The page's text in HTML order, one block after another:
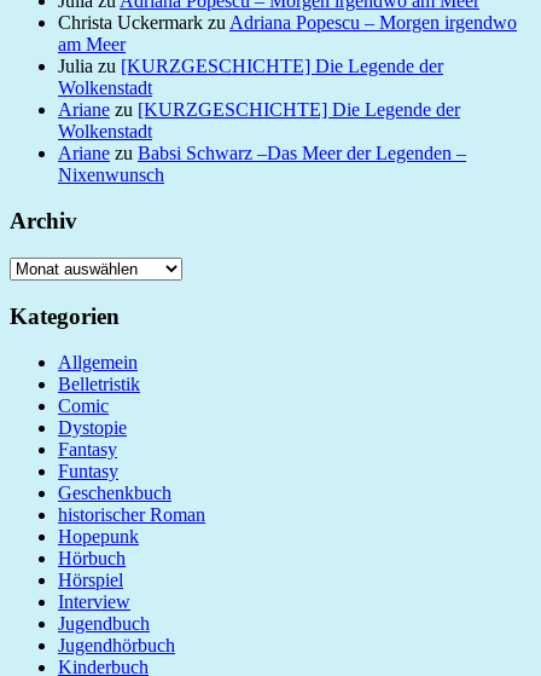
Christa Uckermark zu Adriana Popescu – Morgen irgendwo
am Meer
Julia zu [KURZGESCHICHTE] Die Legende der
Wolkenstadt
Ariane zu [KURZGESCHICHTE] Die Legende der
Wolkenstadt
Ariane zu Babsi Schwarz –Das Meer der Legenden –
Nixenwunsch
Archiv
Archiv
Kategorien
Allgemein
Belletristik
Comic
Dystopie
Fantasy
Funtasy
Geschenkbuch
historischer Roman
Hopepunk
Hörbuch
Hörspiel
Interview
Jugendbuch
Jugendhörbuch
Kinderbuch